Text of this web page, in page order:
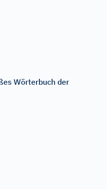
Wörterbuch der